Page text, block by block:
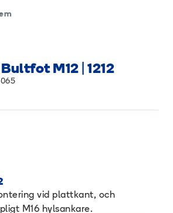
M12 | 1212
vid plattkant, och
M16 hylsankare.